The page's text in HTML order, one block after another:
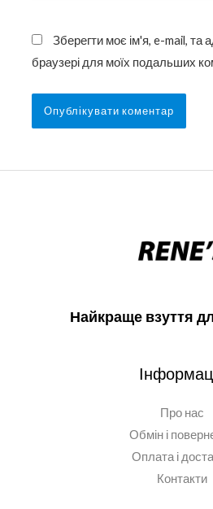
Зберегти моє ім'я, e-mail, та
браузері для моїх подальших
Найкраще взуття
Про нас
Обмін і
Оплата і
Контакти